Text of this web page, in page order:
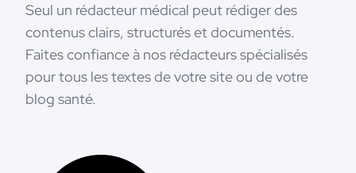
Seul un rédacteur médical peut rédiger des
contenus clairs, structurés et documentés.
Faites confiance à nos rédacteurs spécialisés
pour tous les textes de votre site ou de votre
blog santé.